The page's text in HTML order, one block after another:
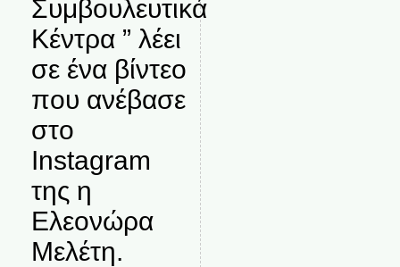
Συμβουλευτικά
Κέντρα ” λέει
σε ένα βίντεο
που ανέβασε
στο
Instagram
της η
Ελεονώρα
Μελέτη.